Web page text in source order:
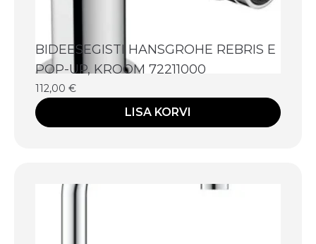
BIDEESEGISTI HANSGROHE REBRIS E
POP-UP, KROOM 72211000
112,00 €
LISA KORVI